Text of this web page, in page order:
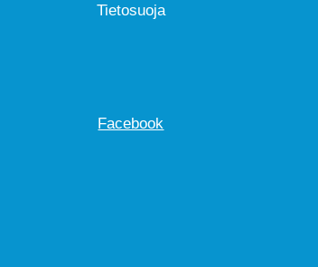
Tietosuoja
Facebook